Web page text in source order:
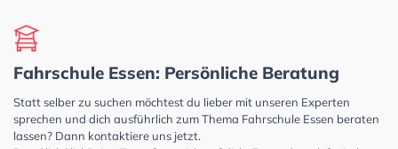
Fahrschule Essen: Persönliche Beratung
Statt selber zu suchen möchtest du lieber mit unseren Experten
sprechen und dich ausführlich zum Thema Fahrschule Essen beraten
lassen? Dann kontaktiere uns jetzt.